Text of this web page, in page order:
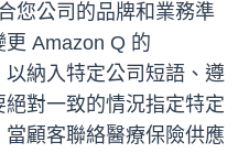
您公司的品牌和業務準
Amazon Q 的
納入特定公司短語、遵
對一致的情況指定特定
顧客聯絡醫療保險供應